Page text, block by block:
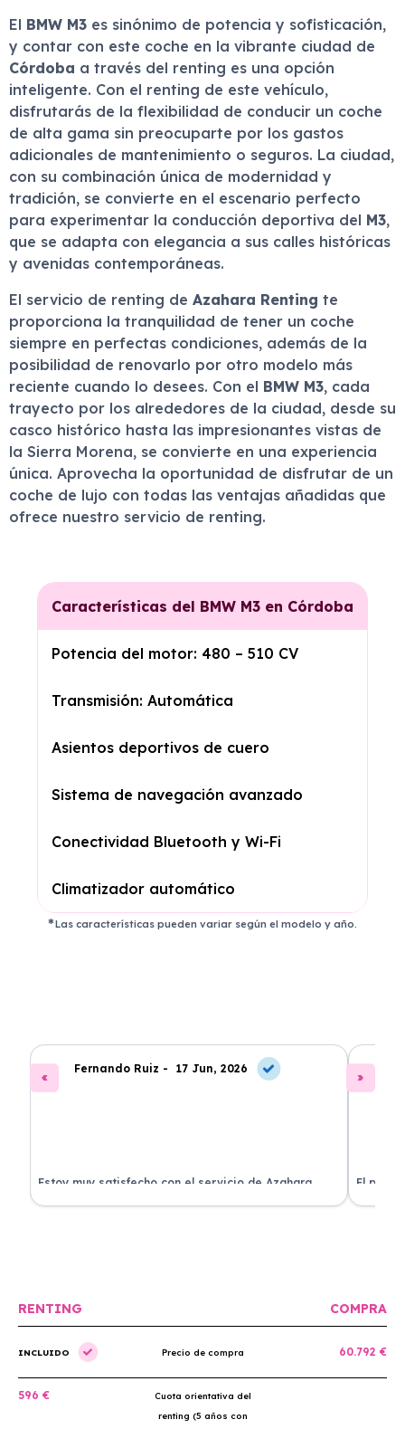
El BMW M3 es sinónimo de potencia y sofisticación,
y contar con este coche en la vibrante ciudad de
Córdoba a través del renting es una opción
inteligente. Con el renting de este vehículo,
disfrutarás de la flexibilidad de conducir un coche
de alta gama sin preocuparte por los gastos
adicionales de mantenimiento o seguros. La ciudad,
con su combinación única de modernidad y
tradición, se convierte en el escenario perfecto
para experimentar la conducción deportiva del M3,
que se adapta con elegancia a sus calles históricas
y avenidas contemporáneas.
El servicio de renting de Azahara Renting te
proporciona la tranquilidad de tener un coche
siempre en perfectas condiciones, además de la
posibilidad de renovarlo por otro modelo más
reciente cuando lo desees. Con el BMW M3, cada
trayecto por los alrededores de la ciudad, desde su
casco histórico hasta las impresionantes vistas de
la Sierra Morena, se convierte en una experiencia
única. Aprovecha la oportunidad de disfrutar de un
coche de lujo con todas las ventajas añadidas que
ofrece nuestro servicio de renting.
Características del BMW M3 en Córdoba
Potencia del motor: 480 – 510 CV
Transmisión: Automática
Asientos deportivos de cuero
Sistema de navegación avanzado
Conectividad Bluetooth y Wi-Fi
Climatizador automático
Las características pueden variar según el modelo y año.
Fernando Ruiz - 17 Jun, 2026
Estoy muy satisfecho con el servicio de Azahara
Renting. El coche está en perfectas condiciones y el
El
llegó
RENTING COMPRA
INCLUIDO Precio de compra 60.792 €
596 €
Cuota orientativa del
renting (5 años con